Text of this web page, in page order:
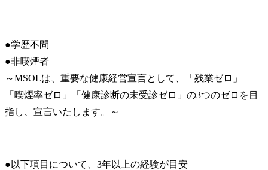
●学歴不問
●非喫煙者
～MSOLは、重要な健康経営宣言として、「残業ゼロ」
「喫煙率ゼロ」「健康診断の未受診ゼロ」の3つのゼロを目
指し、宣言いたします。～
●以下項目について、3年以上の経験が目安